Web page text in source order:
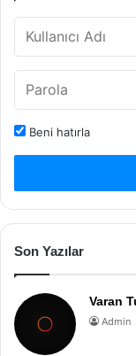
Beni hatırla
Son Yazılar
Varan
Admin